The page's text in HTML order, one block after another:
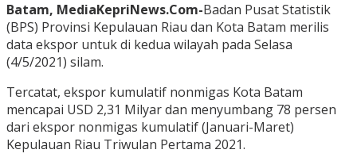
Batam, MediaKepriNews.Com-Badan Pusat Statistik
(BPS) Provinsi Kepulauan Riau dan Kota Batam merilis
data ekspor untuk di kedua wilayah pada Selasa
(4/5/2021) silam.
Tercatat, ekspor kumulatif nonmigas Kota Batam
mencapai USD 2,31 Milyar dan menyumbang 78 persen
dari ekspor nonmigas kumulatif (Januari-Maret)
Kepulauan Riau Triwulan Pertama 2021.